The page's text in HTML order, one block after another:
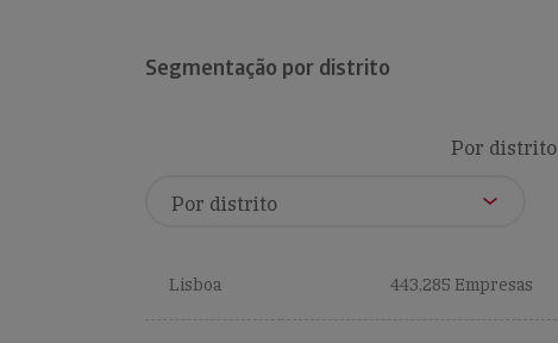
Segmentação por distrito
Por distrito
Lisboa 443,285 Empresas